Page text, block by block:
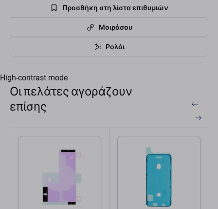
Προσθήκη στη λίστα επιθυμιών
Μοιράσου
Ρολόι
High-contrast mode
Οι πελάτες αγοράζουν
επίσης